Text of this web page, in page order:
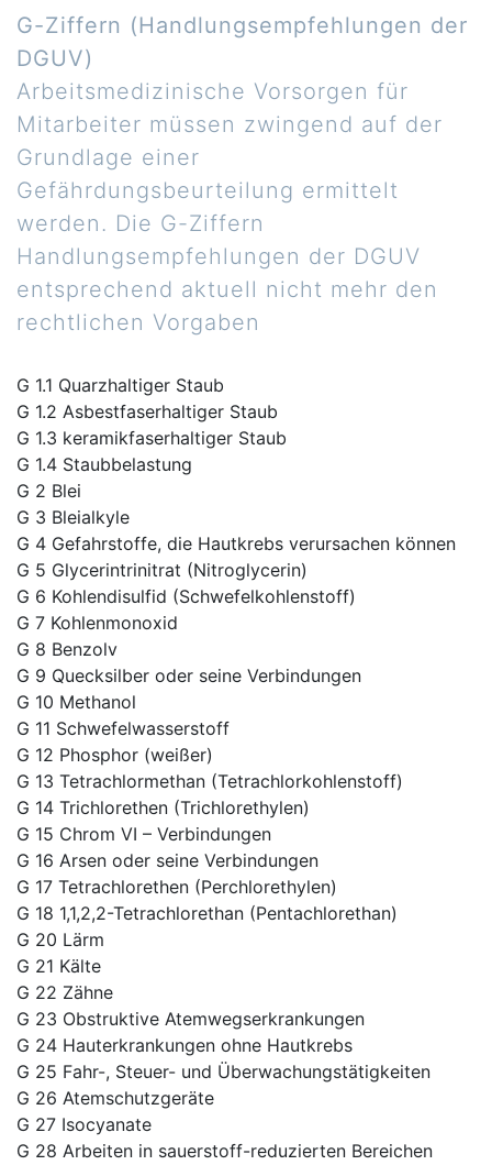
G-Ziffern (Handlungsempfehlungen der
DGUV)
Arbeitsmedizinische Vorsorgen für
Mitarbeiter müssen zwingend auf der
Grundlage einer
Gefährdungsbeurteilung ermittelt
werden. Die G-Ziffern
Handlungsempfehlungen der DGUV
entsprechend aktuell nicht mehr den
rechtlichen Vorgaben
G 1.1 Quarzhaltiger Staub
G 1.2 Asbestfaserhaltiger Staub
G 1.3 keramikfaserhaltiger Staub
G 1.4 Staubbelastung
G 2 Blei
G 3 Bleialkyle
G 4 Gefahrstoffe, die Hautkrebs verursachen können
G 5 Glycerintrinitrat (Nitroglycerin)
G 6 Kohlendisulfid (Schwefelkohlenstoff)
G 7 Kohlenmonoxid
G 8 Benzolv
G 9 Quecksilber oder seine Verbindungen
G 10 Methanol
G 11 Schwefelwasserstoff
G 12 Phosphor (weißer)
G 13 Tetrachlormethan (Tetrachlorkohlenstoff)
G 14 Trichlorethen (Trichlorethylen)
G 15 Chrom VI – Verbindungen
G 16 Arsen oder seine Verbindungen
G 17 Tetrachlorethen (Perchlorethylen)
G 18 1,1,2,2-Tetrachlorethan (Pentachlorethan)
G 20 Lärm
G 21 Kälte
G 22 Zähne
G 23 Obstruktive Atemwegserkrankungen
G 24 Hauterkrankungen ohne Hautkrebs
G 25 Fahr-, Steuer- und Überwachungstätigkeiten
G 26 Atemschutzgeräte
G 27 Isocyanate
G 28 Arbeiten in sauerstoff-reduzierten Bereichen